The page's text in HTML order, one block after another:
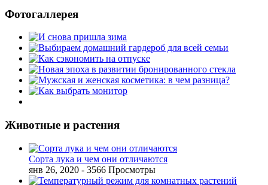
Фотогаллерея
Животные и растения
Сорта лука и чем они отличаются
янв 26, 2020 - 3566 Просмотры